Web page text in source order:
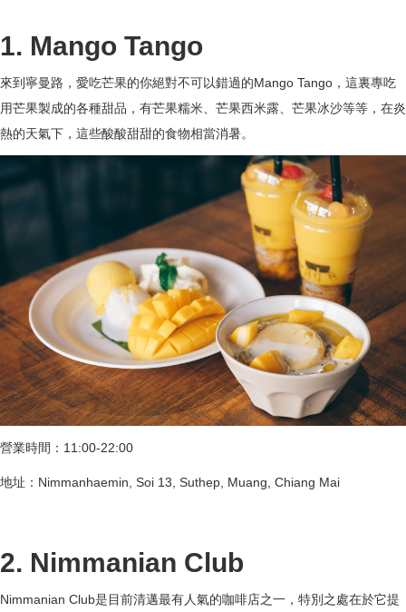
1. Mango Tango
來到寧曼路，愛吃芒果的你絕對不可以錯過的Mango Tango，這裏專吃
用芒果製成的各種甜品，有芒果糯米、芒果西米露、芒果冰沙等等，在炎
熱的天氣下，這些酸酸甜甜的食物相當消暑。
營業時間：11:00-22:00
地址：Nimmanhaemin, Soi 13, Suthep, Muang, Chiang Mai
2. Nimmanian Club
Nimmanian Club是目前清邁最有人氣的咖啡店之一，特別之處在於它提